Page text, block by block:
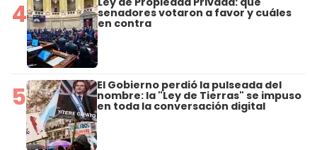
4 senadores votaron a favor y cuáles
en contra
5 El Gobierno perdió la pulseada del
nombre: la "Ley de Tierras" se impuso
en toda la conversación digital